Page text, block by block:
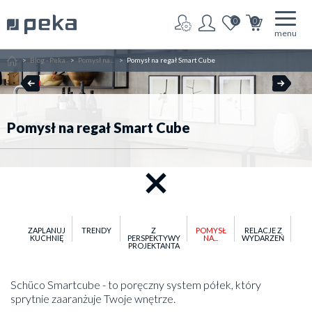
0 0
menu
HomeBlog - Peka Pomysł na... Pomysł na regał Smart Cube
Pomysł na regał Smart Cube
ZAPLANUJ
KUCHNIĘ
TRENDY
Z
PERSPEKTYWY
PROJEKTANTA
POMYSŁ
NA...
RELACJE Z
WYDARZEŃ
Schüco Smartcube - to poręczny system półek, który
sprytnie zaaranżuje Twoje wnętrze.